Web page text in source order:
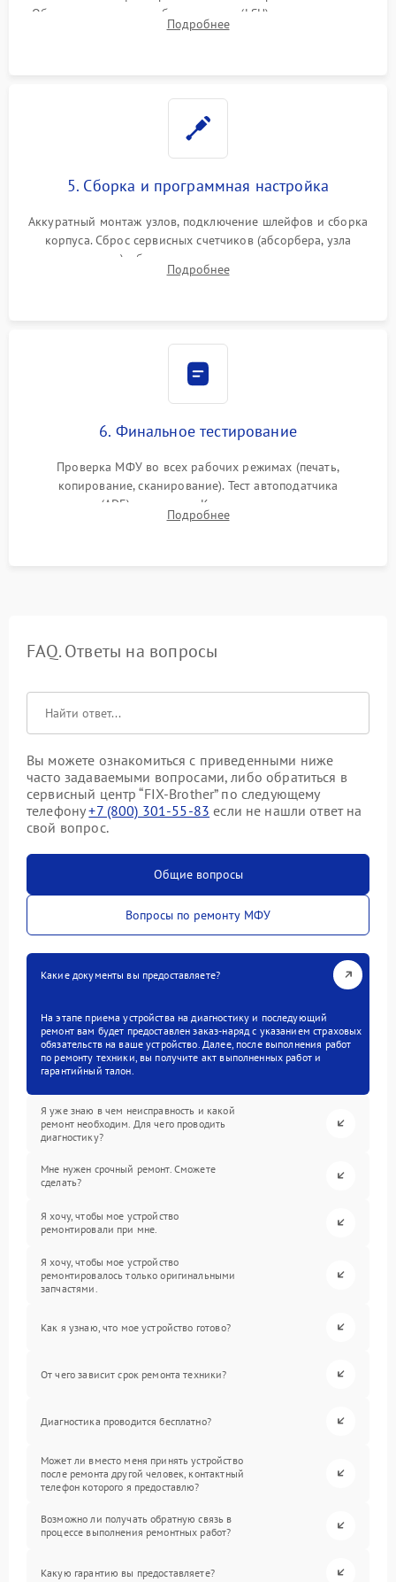
Обязательная очистка блока лазера (LSU), зеркал и тракта
печати от просыпанного тонера и бумажной пыли.
Подробнее
5. Сборка и программная настройка
Аккуратный монтаж узлов, подключение шлейфов и сборка
корпуса. Сброс сервисных счетчиков (абсорбера, узла
закрепления), обновление прошивки и программная
калибровка цветопередачи и позиционирования сканера.
Подробнее
6. Финальное тестирование
Проверка МФУ во всех рабочих режимах (печать,
копирование, сканирование). Тест автоподатчика
документов (ADF) и дуплекса. Контроль качества отпечатка
на отсутствие серого фона, полос и надежность запекания
Подробнее
FAQ. Ответы на вопросы
Вы можете ознакомиться с приведенными ниже
часто задаваемыми вопросами, либо обратиться в
сервисный центр “FIX-Brother” по следующему
телефону+7 (800) 301-55-83 если не нашли ответ на
свой вопрос.
Общие вопросы
Вопросы по ремонту МФУ
Какие документы вы предоставляете?
На этапе приема устройства на диагностику и последующий
ремонт вам будет предоставлен заказ-наряд с указанием страховых
обязательств на ваше устройство. Далее, после выполнения работ
по ремонту техники, вы получите акт выполненных работ и
гарантийный талон.
Я уже знаю в чем неисправность и какой
ремонт необходим. Для чего проводить
диагностику?
Мне нужен срочный ремонт. Сможете
сделать?
Я хочу, чтобы мое устройство
ремонтировали при мне.
Я хочу, чтобы мое устройство
ремонтировалось только оригинальными
запчастями.
Как я узнаю, что мое устройство готово?
От чего зависит срок ремонта техники?
Диагностика проводится бесплатно?
Может ли вместо меня принять устройство
после ремонта другой человек, контактный
телефон которого я предоставлю?
Возможно ли получать обратную связь в
процессе выполнения ремонтных работ?
Какую гарантию вы предоставляете?